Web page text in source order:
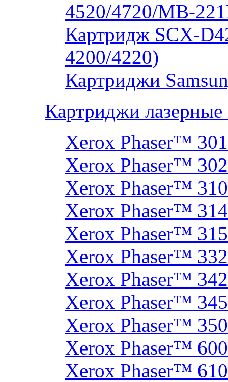
4520/4720/MB-
Картридж SCX-
4200/4220)
Картриджи
Картриджи
Xerox Phaser™
Xerox Phaser™
Xerox Phaser™
Xerox Phaser™
Xerox Phaser™
Xerox Phaser™
Xerox Phaser™
Xerox Phaser™
Xerox Phaser™
Xerox Phaser™
Xerox Phaser™